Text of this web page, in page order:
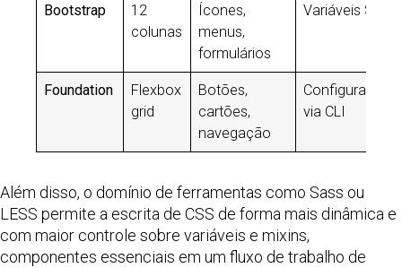
Bootstrap
12
colunas
Ícones,
menus,
formulários
Variáveis Sass
Foundation
Flexbox
grid
Botões,
cartões,
navegação
Configurações
via CLI
Além disso, o domínio de ferramentas como Sass ou
LESS permite a escrita de CSS de forma mais dinâmica e
com maior controle sobre variáveis e mixins,
componentes essenciais em um fluxo de trabalho de